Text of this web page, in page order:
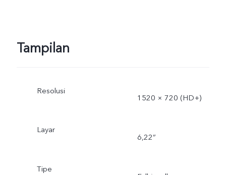
Tampilan
Resolusi
1520 × 720 (HD+)
Layar
6,22”
Tipe